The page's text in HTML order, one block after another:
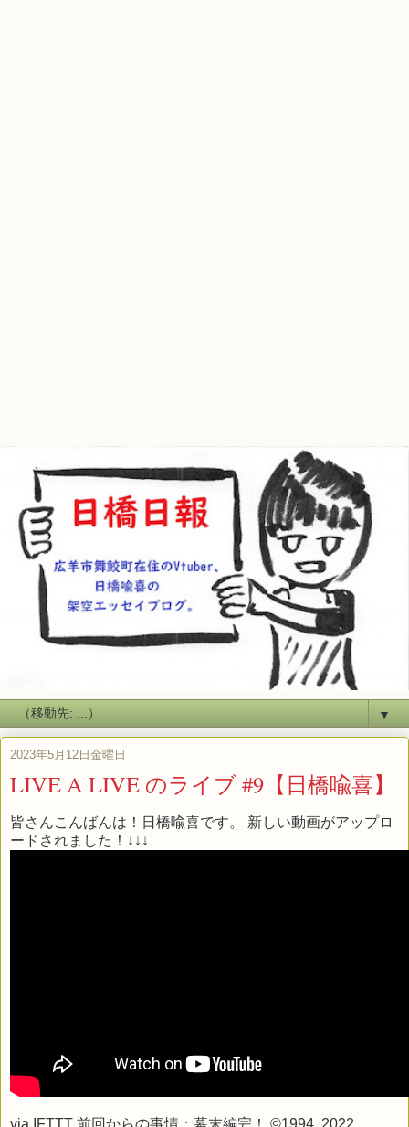
▼
2023年5月12日金曜日
LIVE A LIVE のライブ #9【日橋喩喜】
皆さんこんばんは！日橋喩喜です。 新しい動画がアップロ
ードされました！↓↓↓